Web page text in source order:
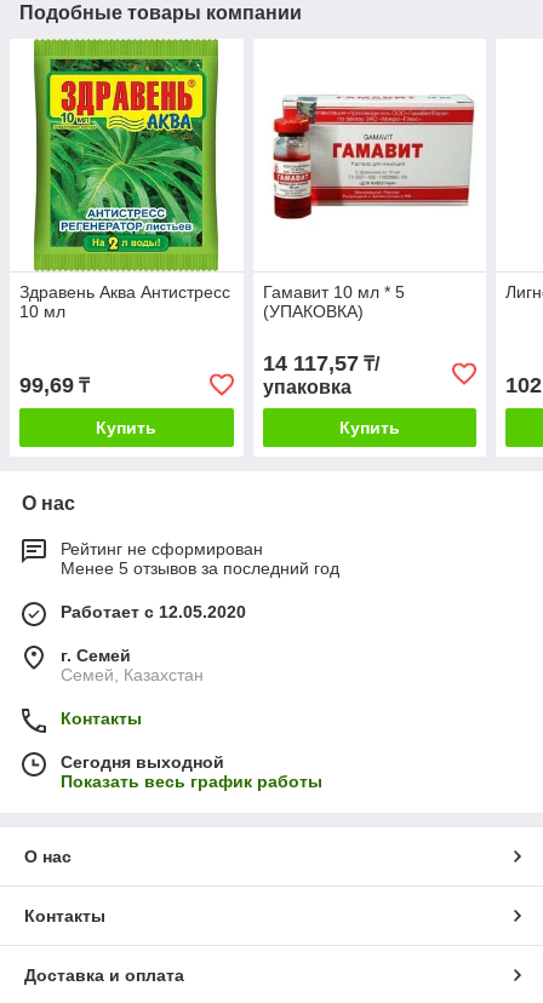
Подобные товары компании
Здравень Аква Антистресс
10 мл
99,69 ₸
Купить
Гамавит 10 мл * 5
(УПАКОВКА)
14 117,57₸/
упаковка
Купить
О нас
Рейтинг не сформирован
Менее 5 отзывов за последний год
Работает с 12.05.2020
г. Семей
Семей, Казахстан
Контакты
Сегодня выходной
Показать весь график работы
О нас
Контакты
Доставка и оплата